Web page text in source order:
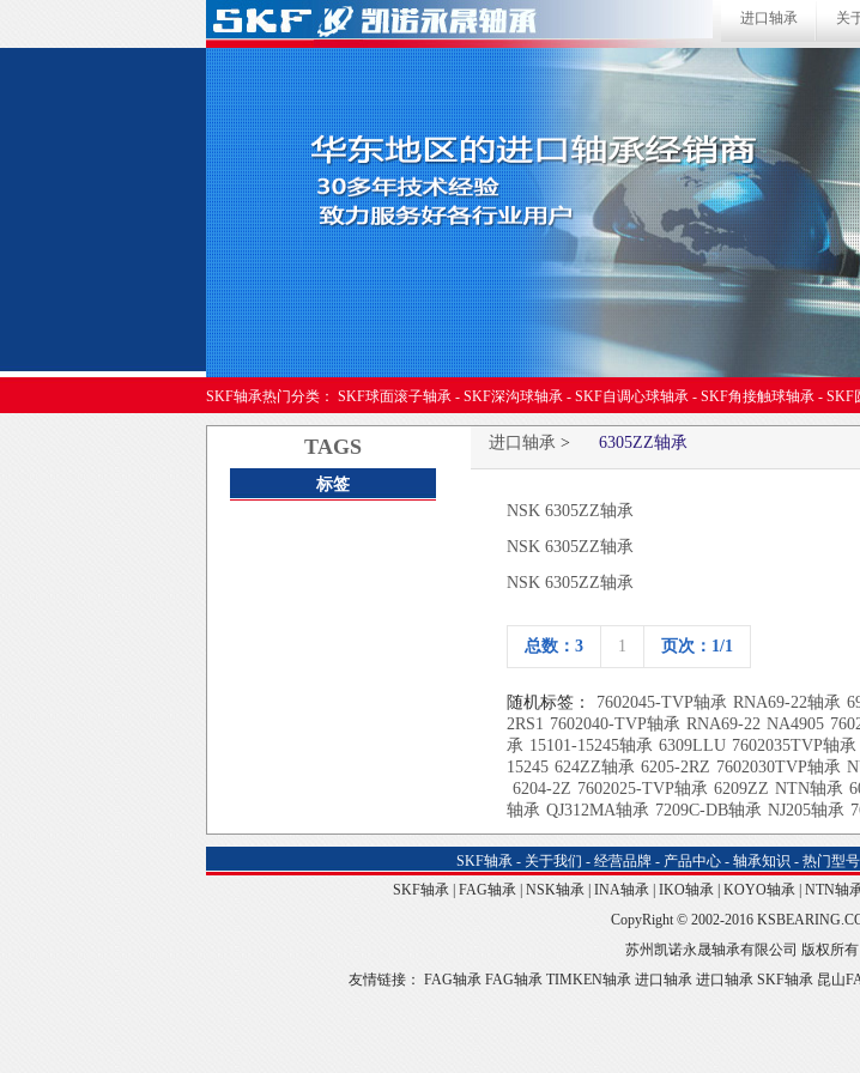
进口轴承
进口轴承 关
SKF轴承热门分类： SKF球面滚子轴承 - SKF深沟球轴承 - SKF自调心球轴承 - SKF角接触球轴承 - SKF
TAGS
标签
进口轴承 > 6305ZZ轴承
NSK 6305ZZ轴承
NSK 6305ZZ轴承
NSK 6305ZZ轴承
总数：3 1 页次：1/1
随机标签： 7602045-TVP轴承 RNA69-22轴承
2RS1 7602040-TVP轴承 RNA69-22 NA4905
承 15101-15245轴承 6309LLU 7602035TVP轴承
15245 624ZZ轴承 6205-2RZ 7602030TVP轴承
6204-2Z 7602025-TVP轴承 6209ZZ NTN轴承
轴承 QJ312MA轴承 7209C-DB轴承 NJ205轴承
SKF轴承- 关于我们 - 经营品牌- 产品中心- 轴承知识 - 热门型号
SKF轴承| FAG轴承| NSK轴承| INA轴承| IKO轴承| KOYO轴承| NTN轴
CopyRight © 2002-2016
苏州凯诺永晟轴承有限公司 版权所有
友情链接： FAG轴承 FAG轴承 TIMKEN轴承 进口轴承 进口轴承 SKF轴承 昆山